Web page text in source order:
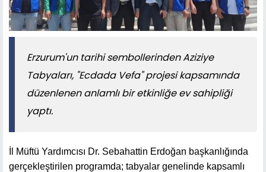
Erzurum'un tarihi sembollerinden Aziziye
Tabyaları, "Ecdada Vefa" projesi kapsamında
düzenlenen anlamlı bir etkinliğe ev sahipliği
yaptı.
İl Müftü Yardımcısı Dr. Sebahattin Erdoğan başkanlığında
gerçekleştirilen programda; tabyalar genelinde kapsamlı